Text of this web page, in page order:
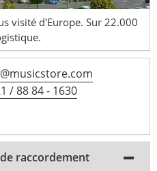
visité d'Europe. Sur 22.000
/ 88 84 - 1630
raccordement